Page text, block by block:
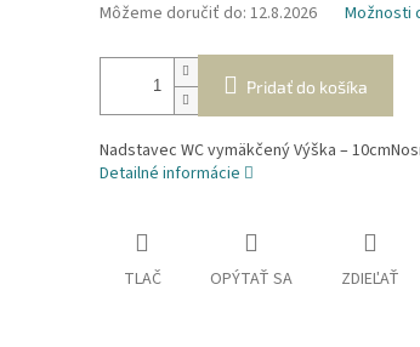
Môžeme doručiť do: 12.8.2026 Možnosti
Pridať do košíka
Nadstavec WC vymäkčený Výška –
Detailné informácie
TLAČ OPÝTAŤ SA ZDIEĽAŤ